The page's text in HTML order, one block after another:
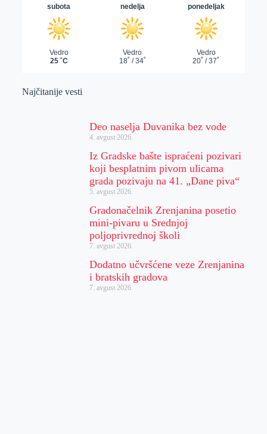
Najčitanije vesti
Deo naselja Duvanika bez vode
4. avgust 2026.
Iz Gradske bašte ispraćeni pozivari
koji besplatnim pivom ulicama
grada pozivaju na 41. „Dane piva“
5. avgust 2026.
Gradonačelnik Zrenjanina posetio
mini-pivaru u Srednjoj
poljoprivrednoj školi
7. avgust 2026.
Dodatno učvršćene veze Zrenjanina
i bratskih gradova
7. avgust 2026.